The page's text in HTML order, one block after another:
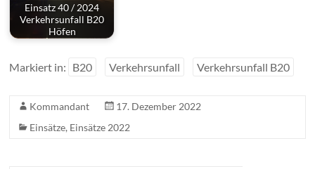
Einsatz 40 / 2024
Verkehrsunfall B20
Höfen
Markiert in: B20 Verkehrsunfall Verkehrsunfall B20
Kommandant
17. Dezember 2022
Einsätze, Einsätze 2022